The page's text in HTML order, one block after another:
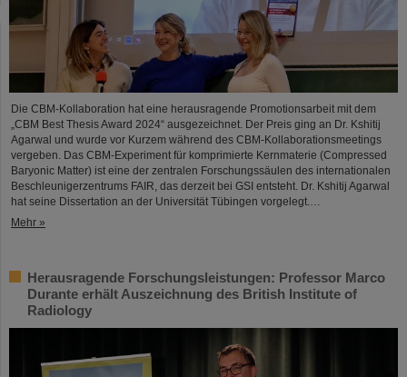
Die CBM-Kollaboration hat eine herausragende Promotionsarbeit mit dem
„CBM Best Thesis Award 2024“ ausgezeichnet. Der Preis ging an Dr. Kshitij
Agarwal und wurde vor Kurzem während des CBM-Kollaborationsmeetings
vergeben. Das CBM-Experiment für komprimierte Kernmaterie (Compressed
Baryonic Matter) ist eine der zentralen Forschungssäulen des internationalen
Beschleunigerzentrums FAIR, das derzeit bei GSI entsteht. Dr. Kshitij Agarwal
hat seine Dissertation an der Universität Tübingen vorgelegt.…
Mehr »
Herausragende Forschungsleistungen: Professor Marco
Durante erhält Auszeichnung des British Institute of
Radiology